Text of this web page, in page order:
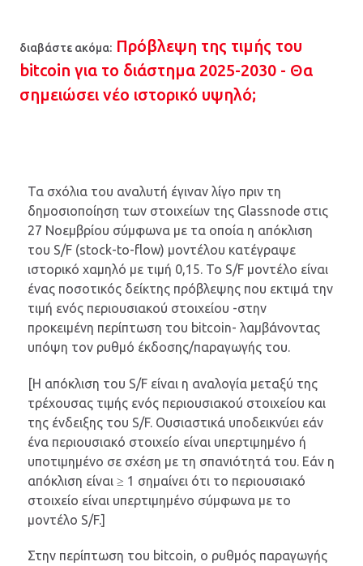
διαβάστε ακόμα: Πρόβλεψη της τιμής του
bitcoin για το διάστημα 2025-2030 - Θα
σημειώσει νέο ιστορικό υψηλό;
Τα σχόλια του αναλυτή έγιναν λίγο πριν τη
δημοσιοποίηση των στοιχείων της Glassnode στις
27 Νοεμβρίου σύμφωνα με τα οποία η απόκλιση
του S/F (stock-to-flow) μοντέλου κατέγραψε
ιστορικό χαμηλό με τιμή 0,15. Το S/F μοντέλο είναι
ένας ποσοτικός δείκτης πρόβλεψης που εκτιμά την
τιμή ενός περιουσιακού στοιχείου -στην
προκειμένη περίπτωση του bitcoin- λαμβάνοντας
υπόψη τον ρυθμό έκδοσης/παραγωγής του.
[Η απόκλιση του S/F είναι η αναλογία μεταξύ της
τρέχουσας τιμής ενός περιουσιακού στοιχείου και
της ένδειξης του S/F. Ουσιαστικά υποδεικνύει εάν
ένα περιουσιακό στοιχείο είναι υπερτιμημένο ή
υποτιμημένο σε σχέση με τη σπανιότητά του. Εάν η
απόκλιση είναι ≥ 1 σημαίνει ότι το περιουσιακό
στοιχείο είναι υπερτιμημένο σύμφωνα με το
μοντέλο S/F.]
Στην περίπτωση του bitcoin, ο ρυθμός παραγωγής